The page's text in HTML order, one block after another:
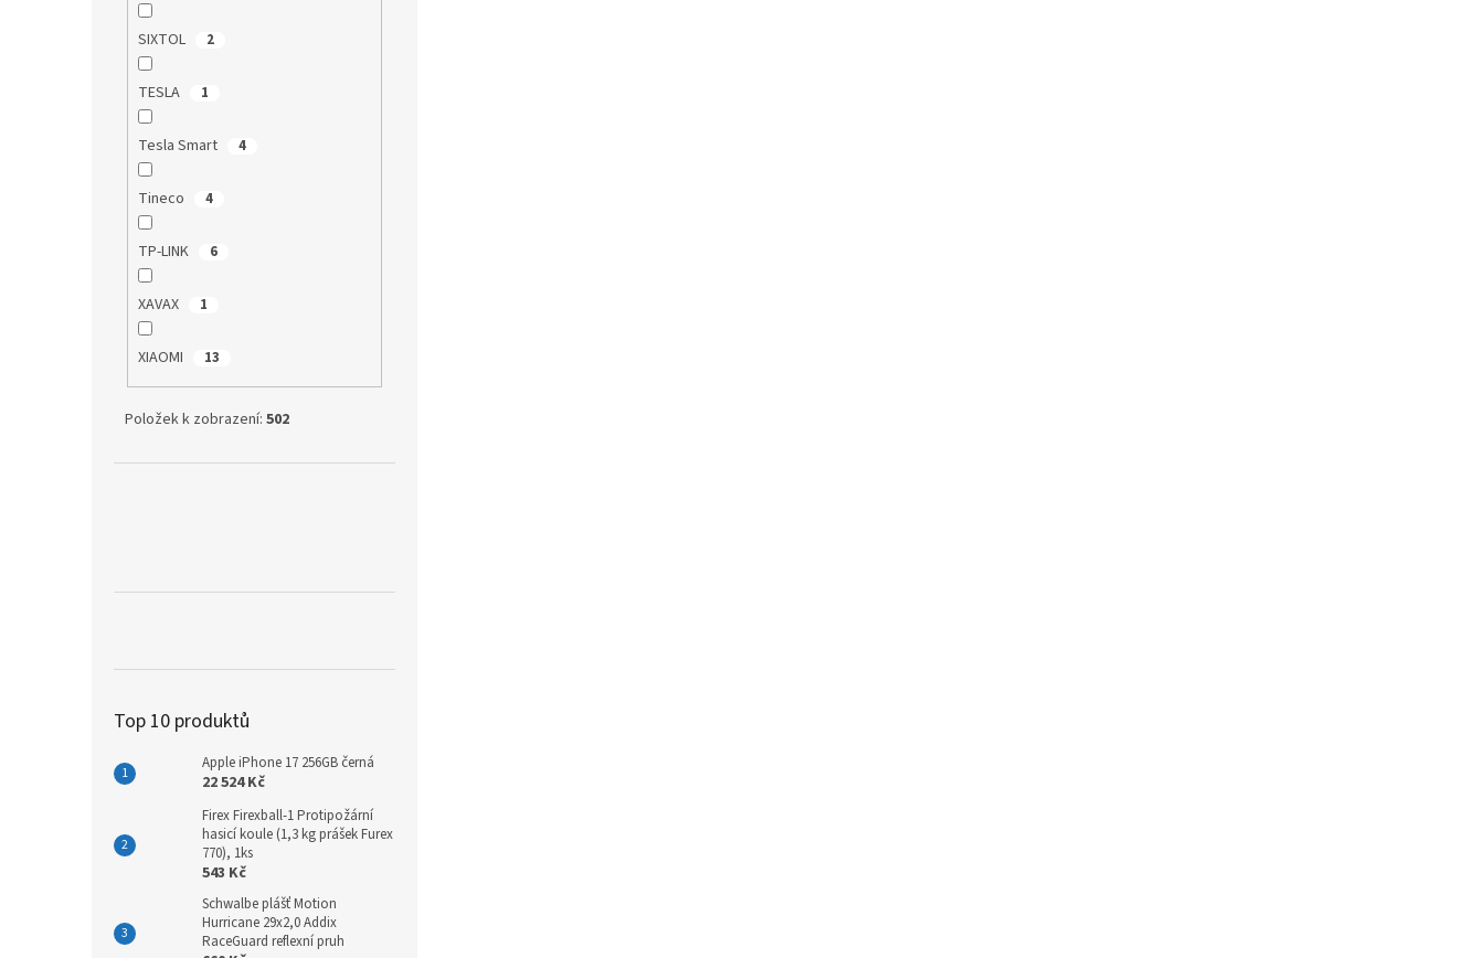
SIXTOL 2
TESLA 1
Tesla Smart 4
Tineco 4
TP-LINK 6
XAVAX 1
XIAOMI 13
Položek k zobrazení: 502
Top 10 produktů
Apple iPhone 17 256GB černá
22 524 Kč
Firex Firexball-1 Protipožární
hasicí koule (1,3 kg prášek Furex
770), 1ks
543 Kč
Schwalbe plášť Motion
Hurricane 29x2,0 Addix
RaceGuard reflexní pruh